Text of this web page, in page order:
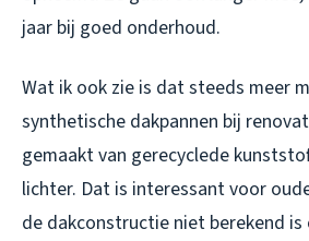
jaar bij goed onderhoud.
Wat ik ook zie is dat steeds meer
synthetische dakpannen bij
gemaakt van gerecyclede
lichter. Dat is interessant voor
de dakconstructie niet berekend is